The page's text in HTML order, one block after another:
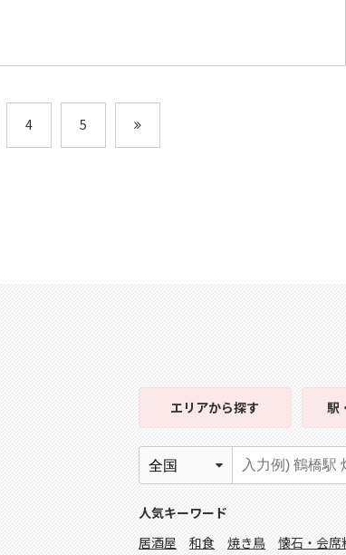
4 5
エリアから探す 駅
人気キーワード
居酒屋
和食 焼き鳥 懐石・会席